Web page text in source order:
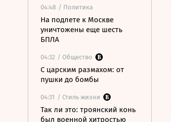
04:48 / Политика
На подлете к Москве
уничтожены еще шесть
БПЛА
04:32 / Общество
С царским размахом: от
пушки до бомбы
04:31 / Стиль жизни
Так ли это: троянский конь
был военной хитростью